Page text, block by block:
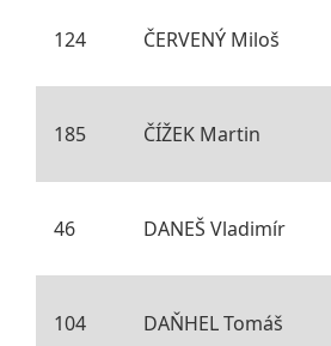
124 ČERVENÝ Miloš
185 ČÍŽEK Martin
46 DANEŠ Vladimír
104 DAŇHEL Tomáš